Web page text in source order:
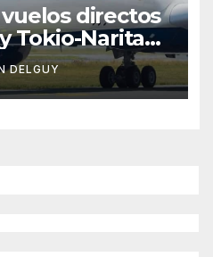
directos
Tokio-Narita
2027
DELGUY